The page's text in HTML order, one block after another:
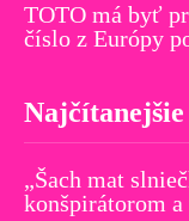
TOTO má byť
číslo z Európy
Najčítanejšie
„Šach mat
konšpirátorom